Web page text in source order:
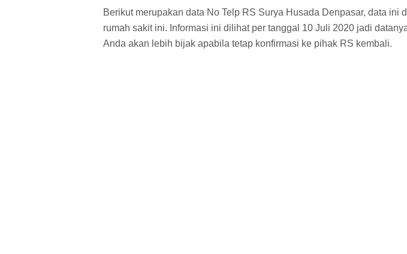
Berikut merupakan data No Telp RS Surya Husada Denpasar, data ini
rumah sakit ini. Informasi ini dilihat per tanggal 10 Juli 2020 jadi
Anda akan lebih bijak apabila tetap konfirmasi ke pihak RS kembali.